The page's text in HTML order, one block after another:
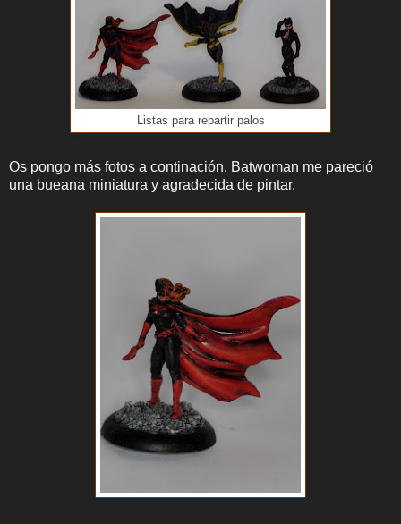
Listas para repartir palos
Os pongo más fotos a continación. Batwoman me pareció
una bueana miniatura y agradecida de pintar.